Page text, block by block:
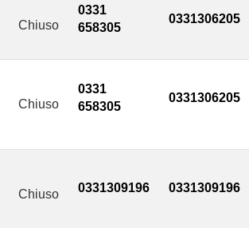
Chiuso
0331
658305
0331306205
Chiuso
0331
658305
0331306205
Chiuso 0331309196 0331309196